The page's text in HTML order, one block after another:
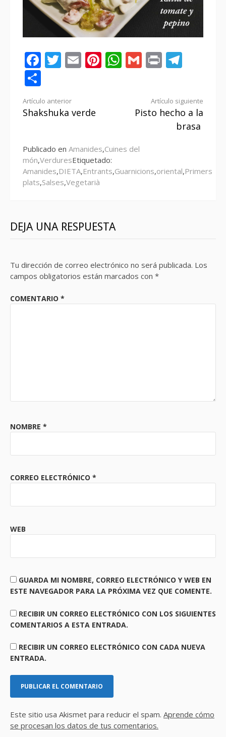
Facebook
Twitter
EmailPinterest
WhatsApp
Gmail
Print
Seguir
Artículo anterior
Shakshuka verde
Artículo siguiente
Pisto hecho a la
brasa
Publicado en Amanides,Cuines del
món,VerduresEtiquetado:
Amanides,DIETA,Entrants,Guarnicions,oriental,Primers
plats,Salses,Vegetarià
DEJA UNA RESPUESTA
Tu dirección de correo electrónico no será publicada. Los
campos obligatorios están marcados con *
COMENTARIO *
NOMBRE *
CORREO ELECTRÓNICO *
WEB
GUARDA MI NOMBRE, CORREO ELECTRÓNICO Y WEB EN
ESTE NAVEGADOR PARA LA PRÓXIMA VEZ QUE COMENTE.
RECIBIR UN CORREO ELECTRÓNICO CON LOS SIGUIENTES
COMENTARIOS A ESTA ENTRADA.
RECIBIR UN CORREO ELECTRÓNICO CON CADA NUEVA
ENTRADA.
Este sitio usa Akismet para reducir el spam. Aprende cómo
se procesan los datos de tus comentarios.